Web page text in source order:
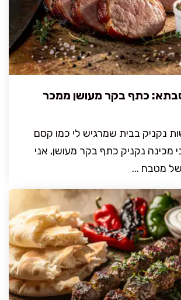
כתף בקר מעושן ממכר
נקניק בבית שמרגיש לי כמו קסם
מכינה נקניק כתף בקר מעושן, אני
של מטבח ...